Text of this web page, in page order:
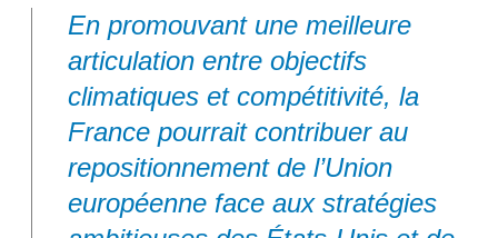
En promouvant une meilleure
articulation entre objectifs
climatiques et compétitivité, la
France pourrait contribuer au
repositionnement de l’Union
européenne face aux stratégies